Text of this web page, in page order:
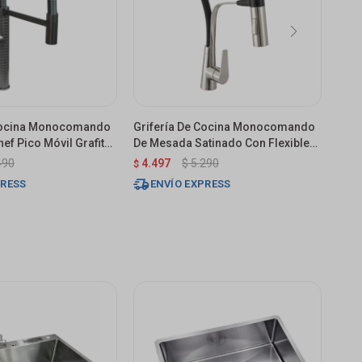
Monocomando
Pico Móvil Grafito
Grifería De Cocina Monocomando
De Mesada Satinado Con Flexible
Negro
$ 4.497 $5.290
ENVÍO EXPRESS